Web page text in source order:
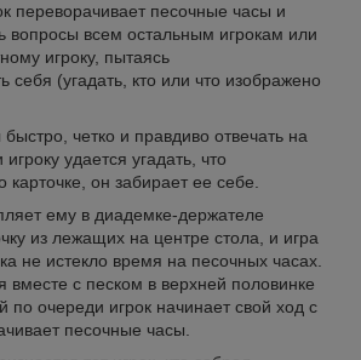
переворачивает песочные часы и
вопросы всем остальным игрокам или
игроку, пытаясь
себя (угадать, кто или что изображено
четко и правдиво отвечать на
удается угадать, что
карточке, он забирает ее себе.
ему в диадемке-держателе
из лежащих на центре стола, и игра
не истекло время на песочных часах.
вместе с песком в верхней половинке
очереди игрок начинает свой ход с
песочные часы.